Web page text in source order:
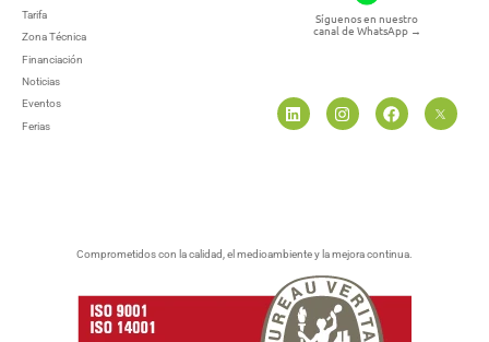
Tarifa
Zona Técnica
Financiación
Noticias
Eventos
Ferias
Síguenos en nuestro
canal de WhatsApp →
Comprometidos con la calidad, el medioambiente y la mejora continua.